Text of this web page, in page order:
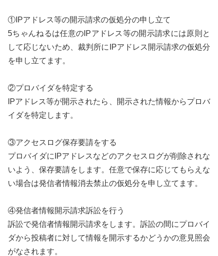
①IPアドレス等の開示請求の仮処分の申し立て
5ちゃんねるは任意のIPアドレス等の開示請求には原則と
して応じないため、裁判所にIPアドレス開示請求の仮処分
を申し立てます。
②プロバイダを特定する
IPアドレス等が開示されたら、開示された情報からプロバ
イダを特定します。
③アクセスログ保存要請をする
プロバイダにIPアドレスなどのアクセスログが削除されな
いよう、保存要請をします。任意で保存に応じてもらえな
い場合は発信者情報消去禁止の仮処分を申し立てます。
④発信者情報開示請求訴訟を行う
訴訟で発信者情報開示請求をします。訴訟の間にプロバイ
ダから投稿者に対して情報を開示するかどうかの意見照会
がなされます。